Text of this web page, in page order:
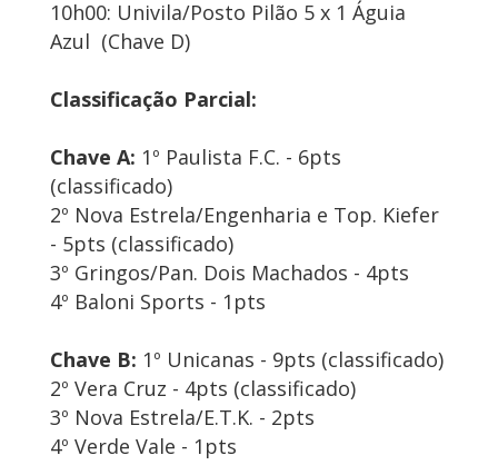
10h00: Univila/Posto Pilão 5 x 1 Águia
Azul (Chave D)
Classificação Parcial:
Chave A: 1º Paulista F.C. - 6pts
(classificado)
2º Nova Estrela/Engenharia e Top. Kiefer
- 5pts (classificado)
3º Gringos/Pan. Dois Machados - 4pts
4º Baloni Sports - 1pts
Chave B: 1º Unicanas - 9pts (classificado)
2º Vera Cruz - 4pts (classificado)
3º Nova Estrela/E.T.K. - 2pts
4º Verde Vale - 1pts